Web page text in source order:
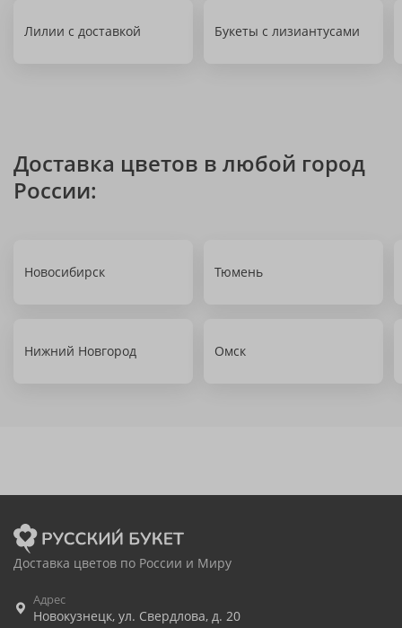
Лилии с доставкой Букеты с лизиантусами
Доставка цветов в любой город
России:
Новосибирск Тюмень
Нижний Новгород Омск
Доставка цветов по России и Миру
Адрес
Новокузнецк, ул. Свердлова, д. 20